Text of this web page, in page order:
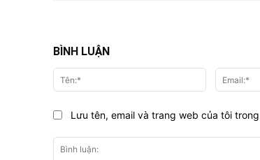
BÌNH LUẬN
Tên:*
Lưu tên, email và trang web của tôi